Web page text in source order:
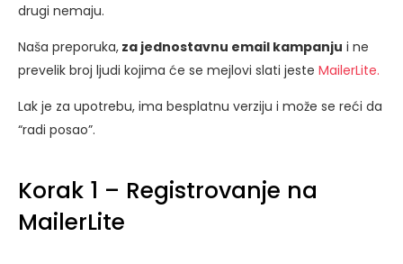
drugi nemaju.
Naša preporuka, za jednostavnu email kampanju i ne
prevelik broj ljudi kojima će se mejlovi slati jeste MailerLite.
Lak je za upotrebu, ima besplatnu verziju i može se reći da
“radi posao”.
Korak 1 – Registrovanje na
MailerLite